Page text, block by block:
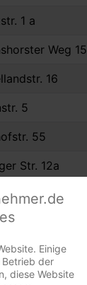
1 a
Weg 15
16
5
55
Str. 12a
2
7
2
Straße 7a
Einige
der
diese Website